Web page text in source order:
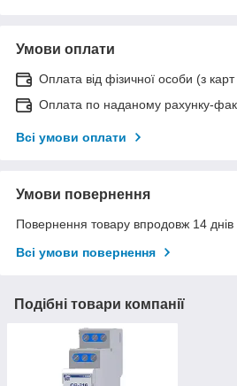
Умови оплати
Оплата від фізичної особи (з
Оплата по наданому рахунку-
Всі умови оплати
Умови повернення
Повернення товару впродовж 14 днів
Всі умови повернення
Подібні товари компанії